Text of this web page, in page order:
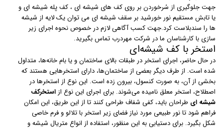
جهت جلوگیری از سُرخوردن بر روی کف های شیشه ای ، کف پله شیشه ای و
یا تابش مستقیم نور خورشید بر سقف شیشه ای می توان یک لایه از شیشه
ها را سندبلاست کرد.جهت کسب آگاهی لازم در خصوص نحوه اجرای زیر
سازی با کارشناسان ما در شرکت مهردرب تماس بگیرید.
استخر با کف شیشه‌ای
در حال حاضر، اجرای استخر در طبقات بالای ساختمان و یا بام خانه‌ها، متداول
شده است. از طرف دیگر بعضی از ساختمان‌ها، دارای استخرهایی هستند که
بخشی از آن، به صورت کنسول، بیرون زده است. این نوع از استخرها در
اصطلاح، استخر معلق نامیده می‌شوند. برای اجرای این نوع ازاستخرکف
شیشه ای طراحان باید، کفی شفاف طراحی کنند تا از این طریق، این امکان
فراهم شود تا نور طبیعی مورد نیاز فضای زیر استخر با تلالو و فرم خاصی
شکل بگیرد. برای دستیابی به این منظور، استفاده از انواع متریال شیشه و